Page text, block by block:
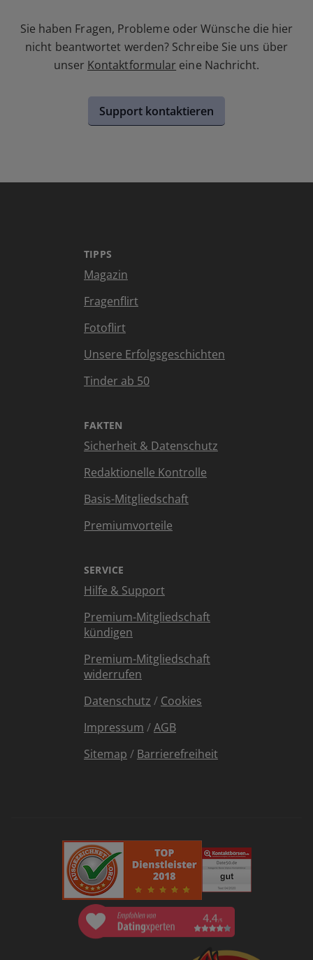
Sie haben Fragen, Probleme oder Wünsche die hier
nicht beantwortet werden? Schreibe Sie uns über
unser Kontaktformular eine Nachricht.
Support kontaktieren
TIPPS
Magazin
Fragenflirt
Fotoflirt
Unsere Erfolgsgeschichten
Tinder ab 50
FAKTEN
Sicherheit & Datenschutz
Redaktionelle Kontrolle
Basis-Mitgliedschaft
Premiumvorteile
SERVICE
Hilfe & Support
Premium-Mitgliedschaft
kündigen
Premium-Mitgliedschaft
widerrufen
Datenschutz / Cookies
Impressum /AGB
Sitemap / Barrierefreiheit